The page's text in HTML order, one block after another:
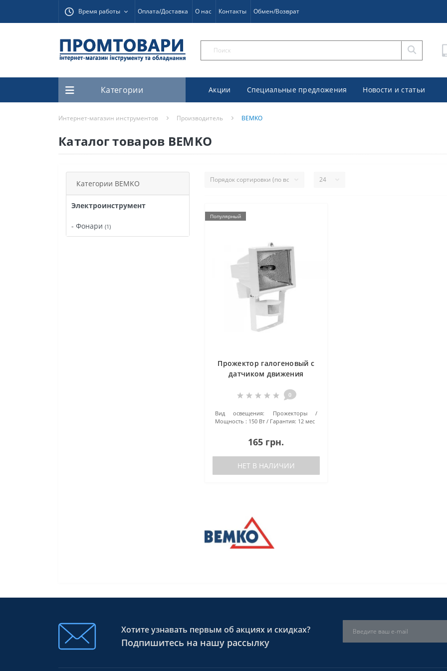
Время работы Оплата/Доставка О нас Контакты Обмен/Возврат
Категории Акции Специальные предложения Новости и статьи
Интернет-магазин инструментов Производитель BEMKO
Каталог товаров BEMKO
Категории BEMKO
Электроинструмент
- Фонари (1)
Популярный
Прожектор галогеновый с
датчиком движения
0
Вид освещения:
Прожекторы
Мощность : 150 Вт Гарантия: 12 мес
165 грн.
НЕТ В НАЛИЧИИ
Хотите узнавать первым об акциях и скидках?
Подпишитесь на нашу рассылку